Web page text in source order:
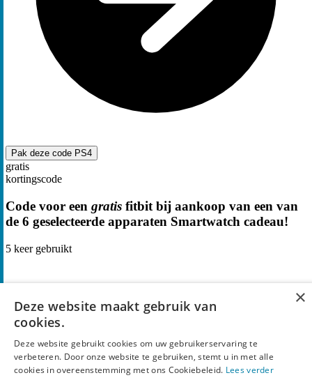
Pak deze code PS4
gratis
kortingscode
Code voor een gratis fitbit bij aankoop van een van
de 6 geselecteerde apparaten Smartwatch cadeau!
5 keer gebruikt
×
Deze website maakt gebruik van
cookies.
Deze website gebruikt cookies om uw gebruikerservaring te
verbeteren. Door onze website te gebruiken, stemt u in met alle
cookies in overeenstemming met ons Cookiebeleid. Lees verder